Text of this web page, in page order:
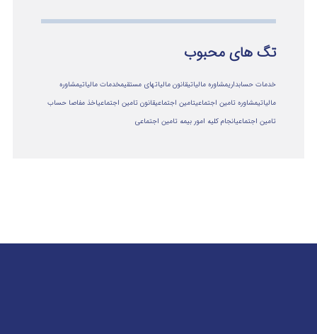
تگ های محبوب
خدمات حسابداریمشاوره مالیاتیقانون مالیاتهای مستقیمخدمات مالیاتیمشاوره
مالياتيمشاوره تامین اجتماعیتامین اجتماعیقانون تامین اجتماعیاخذ مفاصا حساب
تامین اجتماعیانجام کلیه امور بیمه تامین اجتماعی